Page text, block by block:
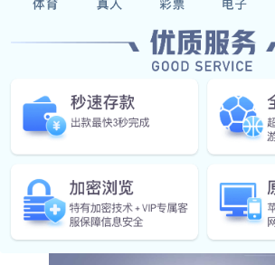
304不锈钢隔断配件-JM19
304不锈钢隔断配件-JM
STAINLESS STEEL 304
PARTITION FITTINGS